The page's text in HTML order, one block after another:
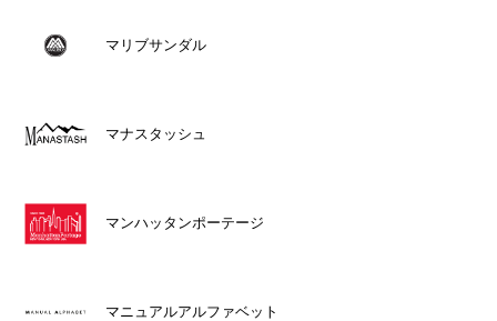
マリブサンダル
マナスタッシュ
マンハッタンポーテージ
マニュアルアルファベット